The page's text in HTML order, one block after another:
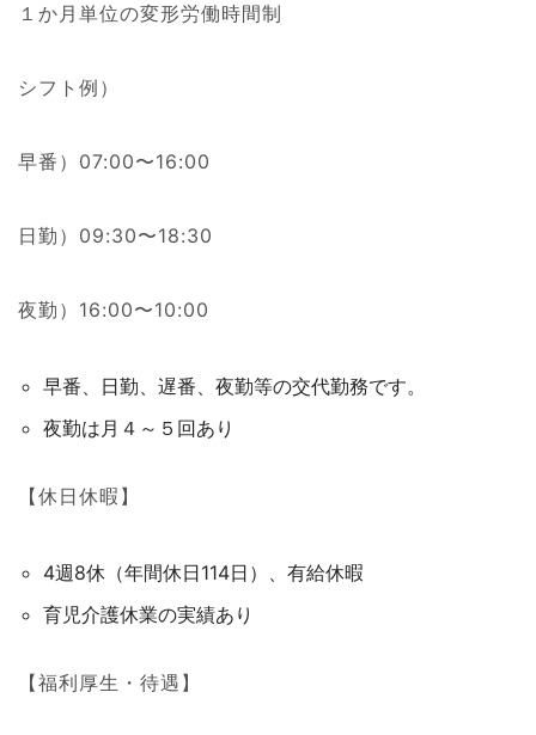
１か月単位の変形労働時間制
シフト例）
早番）07:00〜16:00
日勤）09:30〜18:30
夜勤）16:00〜10:00
早番、日勤、遅番、夜勤等の交代勤務です。
夜勤は月４～５回あり
【休日休暇】
4週8休（年間休日114日）、有給休暇
育児介護休業の実績あり
【福利厚生・待遇】